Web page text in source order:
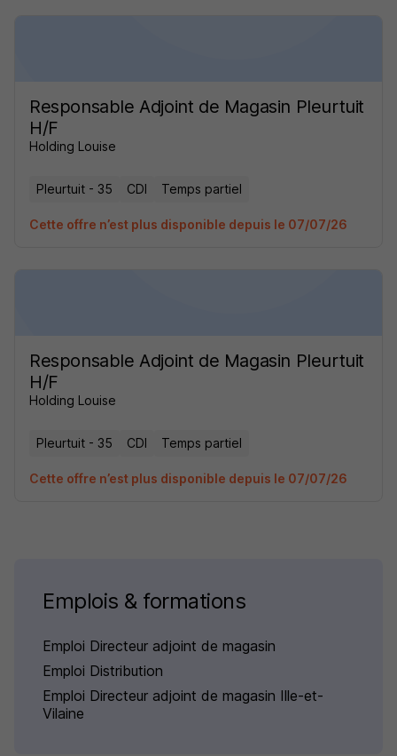
Responsable Adjoint de Magasin Pleurtuit
H/F
Holding Louise
Pleurtuit - 35 CDI Temps partiel
Cette offre n’est plus disponible depuis le 07/07/26
Responsable Adjoint de Magasin Pleurtuit
H/F
Holding Louise
Pleurtuit - 35 CDI Temps partiel
Cette offre n’est plus disponible depuis le 07/07/26
Emplois & formations
Emploi Directeur adjoint de magasin
Emploi Distribution
Emploi Directeur adjoint de magasin Ille-et-
Vilaine